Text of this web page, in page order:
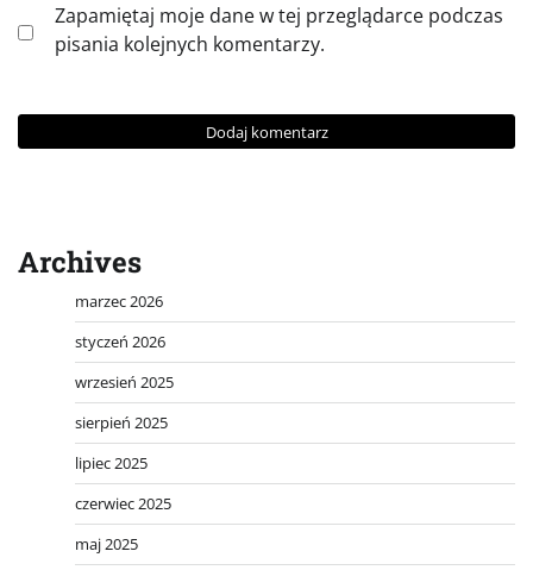
Zapamiętaj moje dane w tej przeglądarce podczas
pisania kolejnych komentarzy.
Archives
marzec 2026
styczeń 2026
wrzesień 2025
sierpień 2025
lipiec 2025
czerwiec 2025
maj 2025